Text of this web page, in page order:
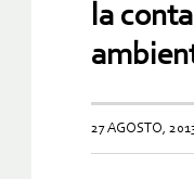
la
27 AGOSTO,